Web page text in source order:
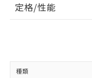
定格/性能
種類